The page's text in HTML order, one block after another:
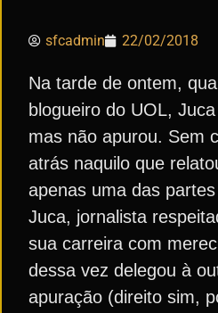
sfcadmin 22/02/2018
Na tarde de ontem,
blogueiro do UOL,
mas não apurou. Sem
atrás naquilo que
apenas uma das
Juca, jornalista
sua carreira com
dessa vez delegou à
apuração (direito sim,